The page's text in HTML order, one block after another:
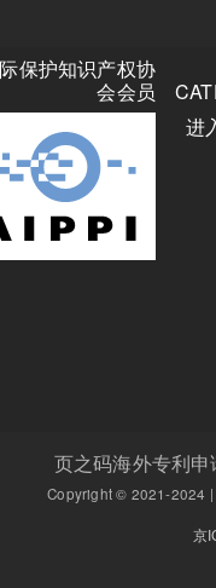
国际保护知识产
会
关
微
公
众
页之码
Copyright